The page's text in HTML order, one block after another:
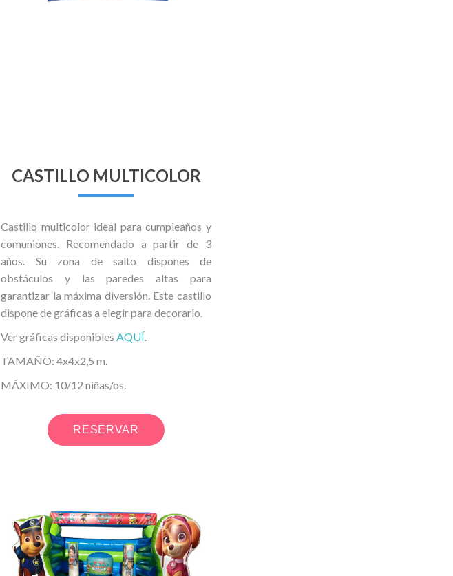
CASTILLO MULTICOLOR
Castillo multicolor ideal para cumpleaños y
comuniones. Recomendado a partir de 3
años. Su zona de salto dispones de
obstáculos y las paredes altas para
garantizar la máxima diversión. Este castillo
dispone de gráficas a elegir para decorarlo.
Ver gráficas disponibles AQUÍ.
TAMAÑO: 4x4x2,5 m.
MÁXIMO: 10/12 niñas/os.
RESERVAR